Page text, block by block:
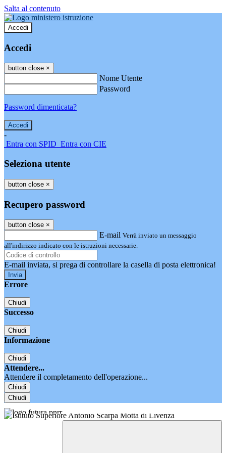
Salta al contenuto
Accedi
Accedi
button close ×
Nome Utente
Password
Password dimenticata?
-
Entra con SPID Entra con CIE
Seleziona utente
button close ×
Recupero password
button close ×
E-mail Verrà inviato un messaggio
all'indirizzo indicato con le istruzioni necessarie.
E-mail inviata, si prega di controllare la casella di posta elettronica!
Errore
Chiudi
Successo
Chiudi
Informazione
Chiudi
Attendere...
Attendere il completamento dell'operazione...
Chiudi
Chiudi